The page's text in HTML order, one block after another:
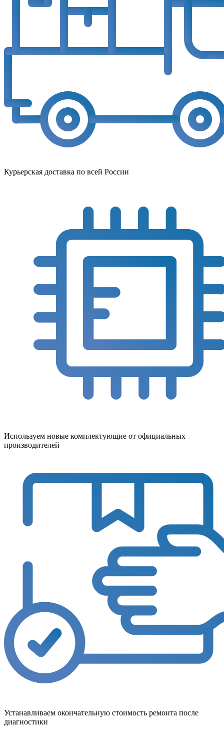
Курьерская доставка по всей России
Используем новые комплектующие от официальных
производителей
Устанавливаем окончательную стоимость ремонта после
диагностики